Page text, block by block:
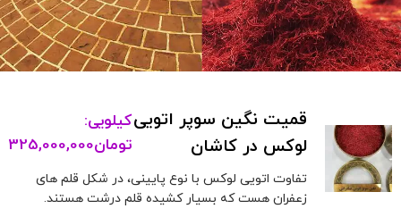
قمیت نگین سوپر اتویی
لوکس در کاشان
کیلویی:
تومان325,000,000
تفاوت اتویی لوکس با نوع پایینی، در شکل قلم های
زعفران هست که بسیار کشیده قلم درشت هستند.